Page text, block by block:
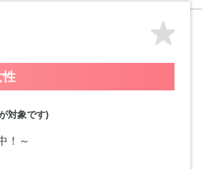
性
対象です)
！～